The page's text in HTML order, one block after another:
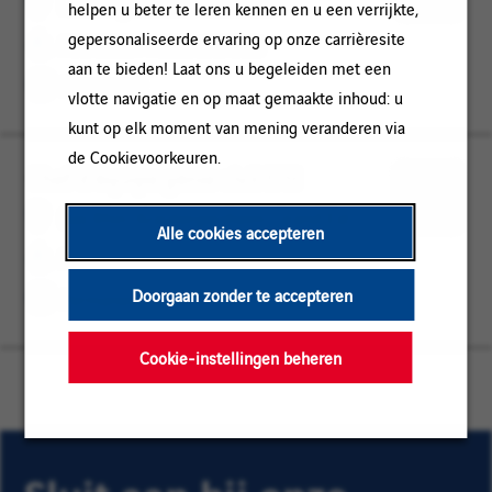
helpen u beter te leren kennen en u een verrijkte,
gepersonaliseerde ervaring op onze carrièresite
aan te bieden! Laat ons u begeleiden met een
vlotte navigatie en op maat gemaakte inhoud: u
kunt op elk moment van mening veranderen via
de Cookievoorkeuren.
Alle cookies accepteren
Doorgaan zonder te accepteren
Cookie-instellingen beheren
FINANCE / ACCOUNTING
ACCOUNTING
Permanent
Rhin,
Krautergersheim,
GrandPROJECTLEIDING / INBEDRIJFSTELLING
INBEDRIJFSTELLING
Permanent